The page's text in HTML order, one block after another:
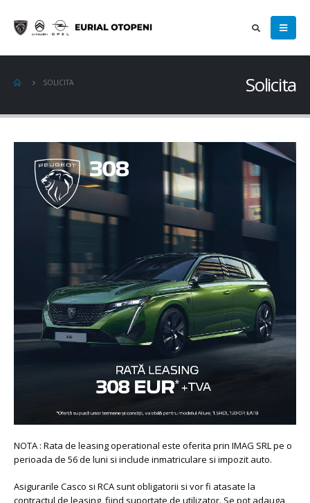
Solicita
SOLICITA
NOTA : Rata de leasing operational este oferita prin IMAG SRL pe o
perioada de 56 de luni si include inmatriculare si impozit auto.
Asigurarile Casco si RCA sunt obligatorii si vor fi atasate la
contractul de leasing, fiind suportate de utilizator. Se pot adauga